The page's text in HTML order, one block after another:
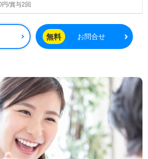
験のある方をお迎えします。介護老人
験は問いません。職員様同士の協力体
員様の笑顔あふれる事業所様です。充
、『プリセプター制度』であなたの成長
サポート！『ご利用者様のお役に立ち
たい』『転職で施設形態や環境を変え
の方も大歓迎です。募集詳細や働き方
ントよりご案内します。お問い合わせ
ます。
社員/パート求人探しは【ウィルオブ介
、将来的に検討の方も遠慮なく＊
電話などご希望に応じてお問い合わせ/ご
/賞与2回
無料 お問合せ